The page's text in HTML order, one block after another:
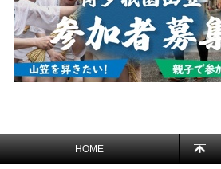
HOME